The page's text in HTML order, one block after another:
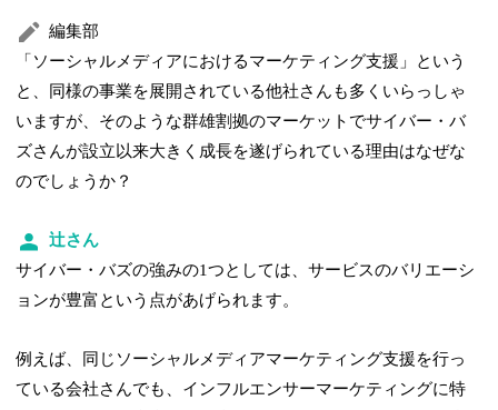
編集部
「ソーシャルメディアにおけるマーケティング支援」という
と、同様の事業を展開されている他社さんも多くいらっしゃ
いますが、そのような群雄割拠のマーケットでサイバー・バ
ズさんが設立以来大きく成長を遂げられている理由はなぜな
のでしょうか？
辻さん
サイバー・バズの強みの1つとしては、サービスのバリエーシ
ョンが豊富という点があげられます。
例えば、同じソーシャルメディアマーケティング支援を行っ
ている会社さんでも、インフルエンサーマーケティングに特